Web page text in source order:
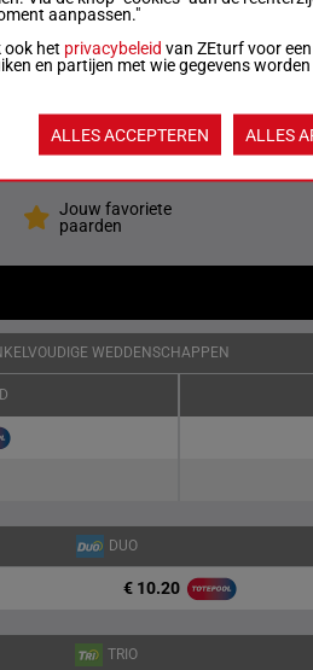
71 kg As (24) 6h 3h 9h 6h 2h 4p
Jouw favoriete
paarden
WEDDENSCHAPPEN
DUO
€ 10.20
TRIO
aanpassen."
ook het privacybeleid van ZEturf voor
en partijen met wie gegevens worden
ALLES ACCEPTEREN ALLES